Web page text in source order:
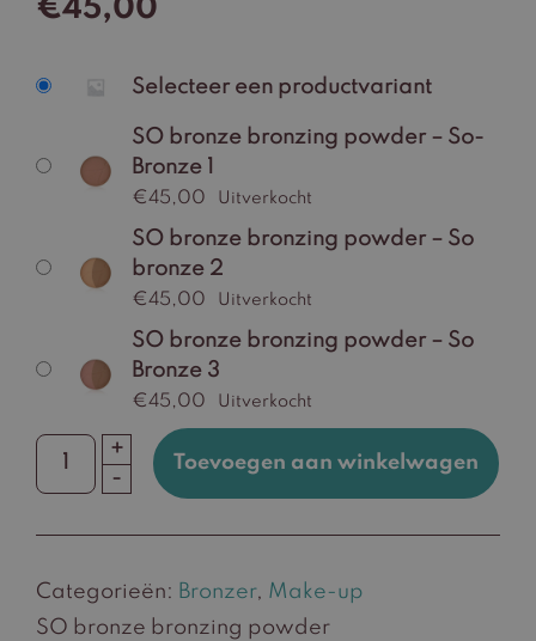
€45,00
Selecteer een productvariant
SO bronze bronzing powder – So-
Bronze 1
€45,00 Uitverkocht
SO bronze bronzing powder – So
bronze 2
€45,00 Uitverkocht
SO bronze bronzing powder – So
Bronze 3
€45,00 Uitverkocht
SO
bronzing
aantal
+
-
Toevoegen aan winkelwagen
Categorieën: Bronzer, Make-up
SO bronze bronzing powder